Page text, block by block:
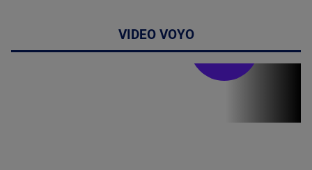
VIDEO VOYO
Stirile PRO TV